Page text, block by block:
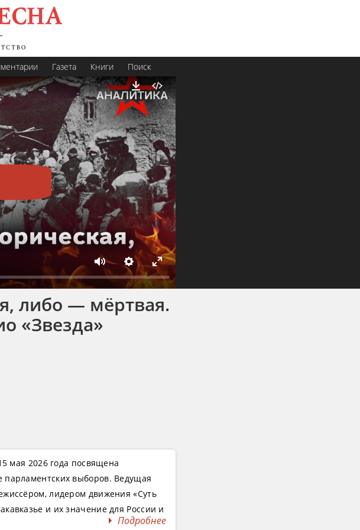
Газета Книги Поиск
Скачать
ЗаглушитьНастройки
На
полный
экран
либо — мёртвая.
«Звезда»
мая 2026 года посвящена
выборов. Ведущая
лидером движения «Суть
и их значение для России и
Подробнее